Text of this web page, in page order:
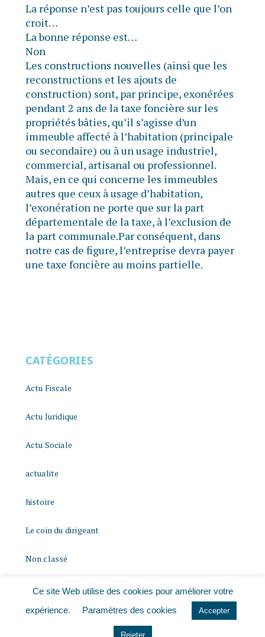
La réponse n’est pas toujours celle que l’on
croit…
La bonne réponse est…
Non
Les constructions nouvelles (ainsi que les
reconstructions et les ajouts de
construction) sont, par principe, exonérées
pendant 2 ans de la taxe foncière sur les
propriétés bâties, qu’il s’agisse d’un
immeuble affecté à l’habitation (principale
ou secondaire) ou à un usage industriel,
commercial, artisanal ou professionnel.
Mais, en ce qui concerne les immeubles
autres que ceux à usage d’habitation,
l’exonération ne porte que sur la part
départementale de la taxe, à l’exclusion de
la part communale.Par conséquent, dans
notre cas de figure, l’entreprise devra payer
une taxe foncière au moins partielle.
CATÉGORIES
Actu Fiscale
Actu Juridique
Actu Sociale
actualite
histoire
Le coin du dirigeant
Non classé
quizz
Ce site Web utilise des cookies pour améliorer votre
expérience.
Paramètres des cookies Accepter
Rejeter